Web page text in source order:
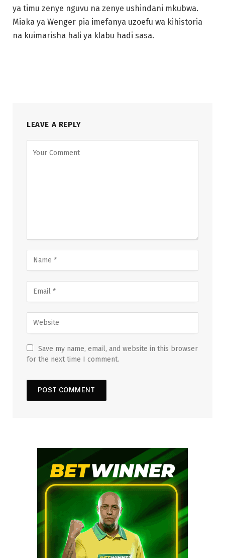
ya timu zenye nguvu na zenye ushindani mkubwa.
Miaka ya Wenger pia imefanya uzoefu wa kihistoria
na kuimarisha hali ya klabu hadi sasa.
LEAVE A REPLY
Save my name, email, and website in this browser
for the next time I comment.